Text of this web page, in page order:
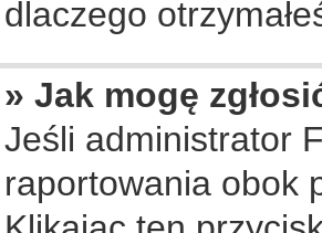
dlaczego
» Jak mogę
Jeśli administrator
raportowania obok